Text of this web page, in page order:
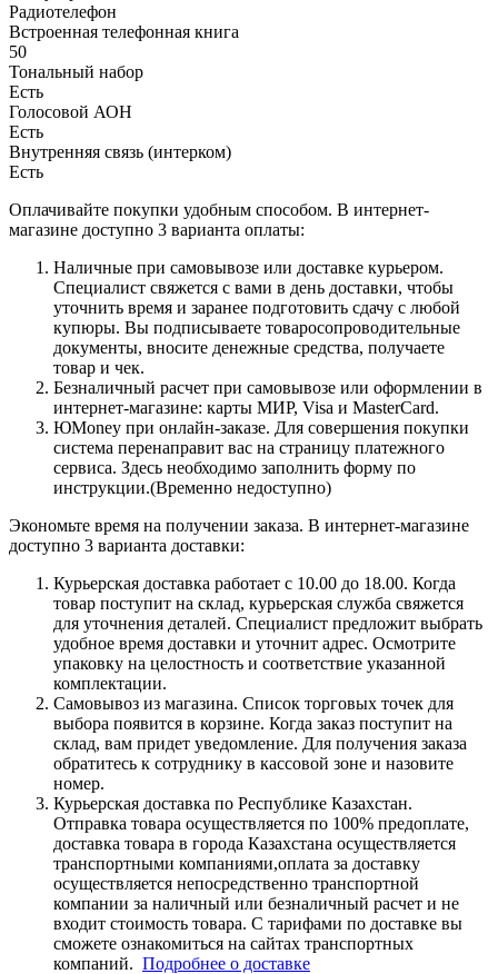
Радиотелефон
Встроенная телефонная книга
50
Тональный набор
Есть
Голосовой АОН
Есть
Внутренняя связь (интерком)
Есть
Оплачивайте покупки удобным способом. В интернет-
магазине доступно 3 варианта оплаты:
Наличные при самовывозе или доставке курьером.
Специалист свяжется с вами в день доставки, чтобы
уточнить время и заранее подготовить сдачу с любой
купюры. Вы подписываете товаросопроводительные
документы, вносите денежные средства, получаете
товар и чек.
Безналичный расчет при самовывозе или оформлении в
интернет-магазине: карты МИР, Visa и MasterCard.
ЮMoney при онлайн-заказе. Для совершения покупки
система перенаправит вас на страницу платежного
сервиса. Здесь необходимо заполнить форму по
инструкции.(Временно недоступно)
Экономьте время на получении заказа. В интернет-магазине
доступно 3 варианта доставки:
Курьерская доставка работает с 10.00 до 18.00. Когда
товар поступит на склад, курьерская служба свяжется
для уточнения деталей. Специалист предложит выбрать
удобное время доставки и уточнит адрес. Осмотрите
упаковку на целостность и соответствие указанной
комплектации.
Самовывоз из магазина. Список торговых точек для
выбора появится в корзине. Когда заказ поступит на
склад, вам придет уведомление. Для получения заказа
обратитесь к сотруднику в кассовой зоне и назовите
номер.
Курьерская доставка по Республике Казахстан.
Отправка товара осуществляется по 100% предоплате,
доставка товара в города Казахстана осуществляется
транспортными компаниями,оплата за доставку
осуществляется непосредственно транспортной
компании за наличный или безналичный расчет и не
входит стоимость товара. С тарифами по доставке вы
сможете ознакомиться на сайтах транспортных
компаний. Подробнее о доставке